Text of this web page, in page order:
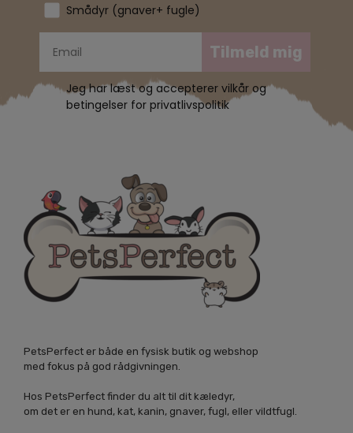
Smådyr (gnaver+ fugle)
Tilmeld mig
Jeg har læst og accepterer vilkår og
betingelser for privatlivspolitik
PetsPerfect er både en fysisk butik og webshop
med fokus på god rådgivningen.
Hos PetsPerfect finder du alt til dit kæledyr,
om det er en hund, kat, kanin, gnaver, fugl, eller vildtfugl.